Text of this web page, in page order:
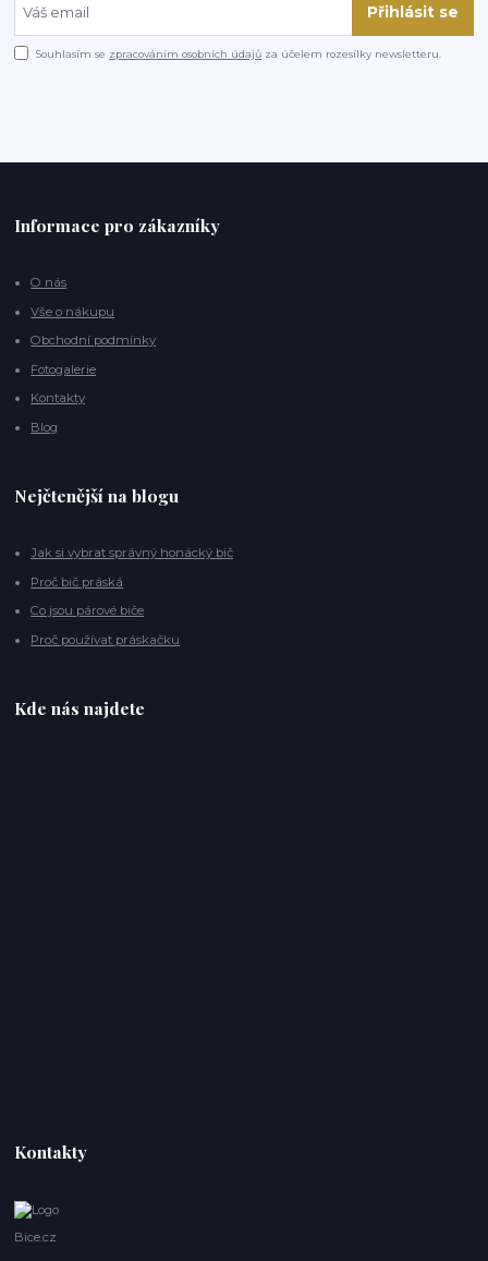
Přihlásit se
Souhlasím se zpracováním osobních údajů za účelem rozesílky newsletteru.
Informace pro zákazníky
O nás
Vše o nákupu
Obchodní podmínky
Fotogalerie
Kontakty
Blog
Nejčtenější na blogu
Jak si vybrat správný honácký bič
Proč bič práská
Co jsou párové biče
Proč používat práskačku
Kde nás najdete
Kontakty
Bice.cz